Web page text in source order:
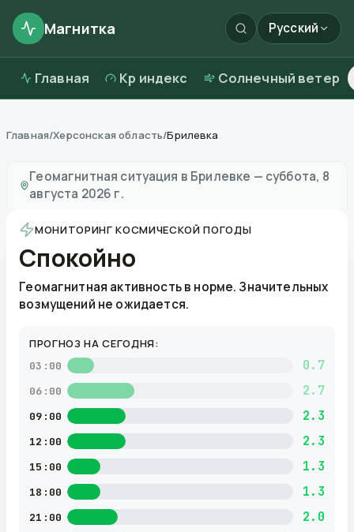
Магнитка Русский
Главная Kp индекс Солнечный ветер
Главная/Херсонская область/Брилевка
Геомагнитная ситуация в Брилевке — суббота, 8
августа 2026 г.
МОНИТОРИНГ КОСМИЧЕСКОЙ ПОГОДЫ
Спокойно
Геомагнитная активность в норме. Значительных
возмущений не ожидается.
ПРОГНОЗ НА СЕГОДНЯ:
03:00 0.7
06:00 2.7
09:00 2.3
12:00 2.3
15:00 1.3
18:00 1.3
21:00 2.0